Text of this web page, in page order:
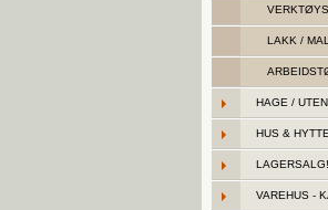
LAKK /
HAGE /
HUS & HYTTE
VAREHUS -